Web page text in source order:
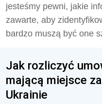
jesteśmy pewni, jakie
zawarte, aby
bardzo muszą być one
Jak rozliczyć
mającą miejsce
Ukrainie